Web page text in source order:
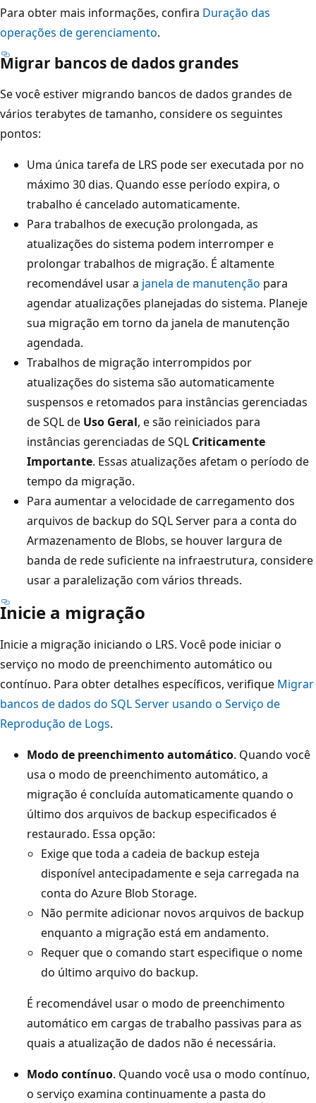
Para obter mais informações, confira Duração das
operações de gerenciamento.
Migrar bancos de dados grandes
Se você estiver migrando bancos de dados grandes de
vários terabytes de tamanho, considere os seguintes
pontos:
Uma única tarefa de LRS pode ser executada por no
máximo 30 dias. Quando esse período expira, o
trabalho é cancelado automaticamente.
Para trabalhos de execução prolongada, as
atualizações do sistema podem interromper e
prolongar trabalhos de migração. É altamente
recomendável usar a janela de manutenção para
agendar atualizações planejadas do sistema. Planeje
sua migração em torno da janela de manutenção
agendada.
Trabalhos de migração interrompidos por
atualizações do sistema são automaticamente
suspensos e retomados para instâncias gerenciadas
de SQL de Uso Geral, e são reiniciados para
instâncias gerenciadas de SQL Criticamente
Importante. Essas atualizações afetam o período de
tempo da migração.
Para aumentar a velocidade de carregamento dos
arquivos de backup do SQL Server para a conta do
Armazenamento de Blobs, se houver largura de
banda de rede suficiente na infraestrutura, considere
usar a paralelização com vários threads.
Inicie a migração
Inicie a migração iniciando o LRS. Você pode iniciar o
serviço no modo de preenchimento automático ou
contínuo. Para obter detalhes específicos, verifique Migrar
bancos de dados do SQL Server usando o Serviço de
Reprodução de Logs.
Modo de preenchimento automático. Quando você
usa o modo de preenchimento automático, a
migração é concluída automaticamente quando o
último dos arquivos de backup especificados é
restaurado. Essa opção:
Exige que toda a cadeia de backup esteja
disponível antecipadamente e seja carregada na
conta do Azure Blob Storage.
Não permite adicionar novos arquivos de backup
enquanto a migração está em andamento.
Requer que o comando start especifique o nome
do último arquivo do backup.
É recomendável usar o modo de preenchimento
automático em cargas de trabalho passivas para as
quais a atualização de dados não é necessária.
Modo contínuo. Quando você usa o modo contínuo,
o serviço examina continuamente a pasta do